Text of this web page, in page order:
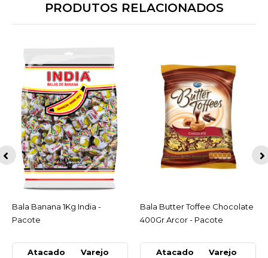
PRODUTOS RELACIONADOS
ACESSAR
Bala Banana 1Kg India -
Pacote
Atacado
Varejo
ACESSAR
Bala Butter Toffee Chocolate
400Gr Arcor - Pacote
Atacado
Varejo